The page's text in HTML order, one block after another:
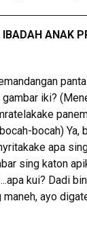
ANAK
iki?
bocah) Ya,
apa
sing katon
kui? Dadi
ayo